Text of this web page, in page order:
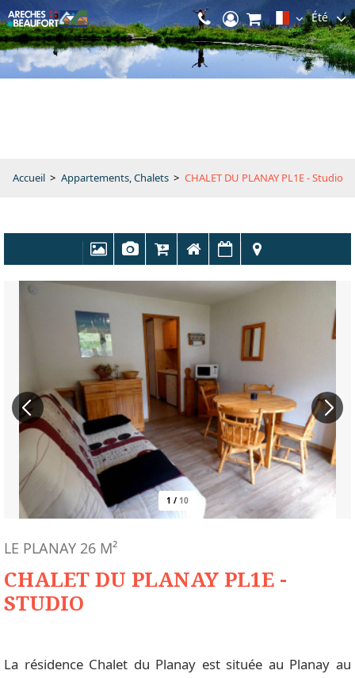
Été
Accueil > Appartements, Chalets > CHALET DU PLANAY PL1E - Studio
1 / 10
CHALET DU PLANAY PL1E -
STUDIO
LE PLANAY 26 M²
La résidence Chalet du Planay est située au Planay au